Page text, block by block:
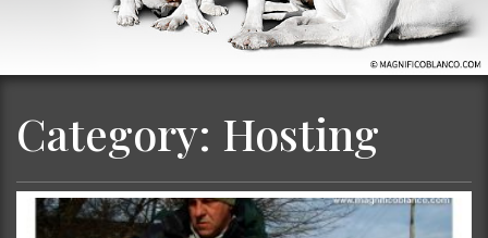
Category: Hosting